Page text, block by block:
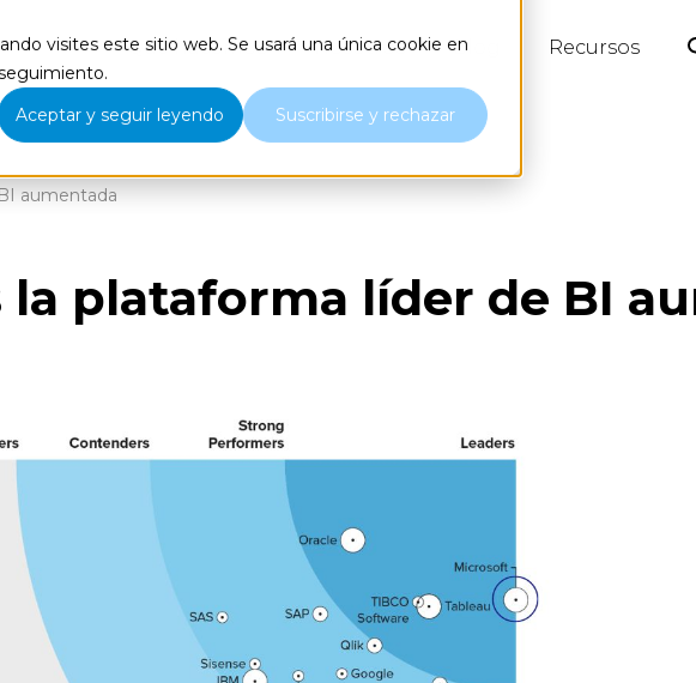
visites este sitio web. Se usará una única cookie en
Aceptar y seguir leyendo Suscribirse y rechazar
Qué hacemos Nosotros Blog Recursos
aumentada
plataforma líder de BI